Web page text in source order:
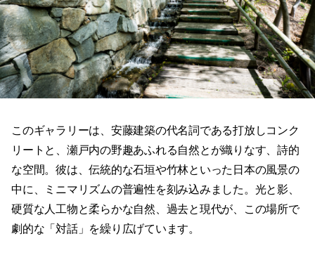
このギャラリーは、安藤建築の代名詞である打放しコンク
リートと、瀬戸内の野趣あふれる自然とが織りなす、詩的
な空間。彼は、伝統的な石垣や竹林といった日本の風景の
中に、ミニマリズムの普遍性を刻み込みました。光と影、
硬質な人工物と柔らかな自然、過去と現代が、この場所で
劇的な「対話」を繰り広げています。